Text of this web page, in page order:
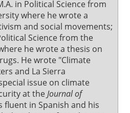
in Political Science from
where he wrote a
and social movements;
Science from the
he wrote a thesis on
He wrote "Climate
and La Sierra
issue on climate
at theJournal of
fluent in Spanish and his